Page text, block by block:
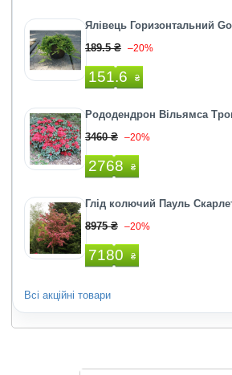
Ялівець Горизонтальний
189.5 ₴ –20%
151.6 ₴
Рододендрон Вільямса
3460 ₴ –20%
2768 ₴
Глід колючий Пауль
8975 ₴ –20%
7180 ₴
Всі акційні товари